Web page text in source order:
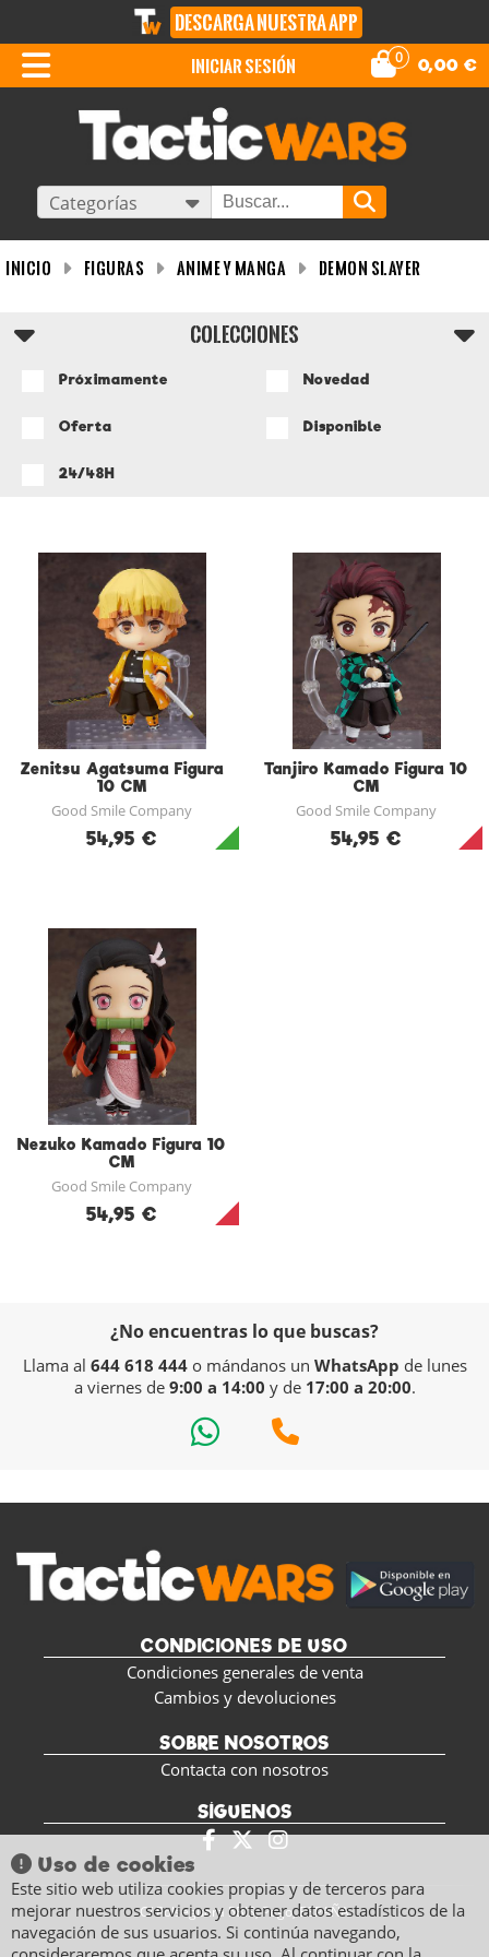
DESCARGA NUESTRA APP
0 0,00 €
iniciar sesión
Categorías
INICIO Figuras Anime y Manga Demon Slayer
COLECCIONES
Próximamente Novedad
Oferta Disponible
24/48H
Zenitsu Agatsuma Figura
10 CM
Good Smile Company
54,95 €
Tanjiro Kamado Figura 10
CM
Good Smile Company
54,95 €
Nezuko Kamado Figura 10
CM
Good Smile Company
54,95 €
¿No encuentras lo que buscas?
Llama al 644 618 444o mándanos un WhatsApp de lunes
a viernes de 9:00 a 14:00 y de 17:00 a 20:00.
Uso de cookies
Este sitio web utiliza cookies propias y de terceros para
mejorar nuestros servicios y obtener datos estadísticos de la
navegación de sus usuarios. Si continúa navegando,
CONDICIONES DE USO
Condiciones generales de venta
Cambios y devoluciones
SOBRE NOSOTROS
Contacta con nosotros
SÍGUENOS
C/ Polseguera 5BIS, Pego, ESPAÑA